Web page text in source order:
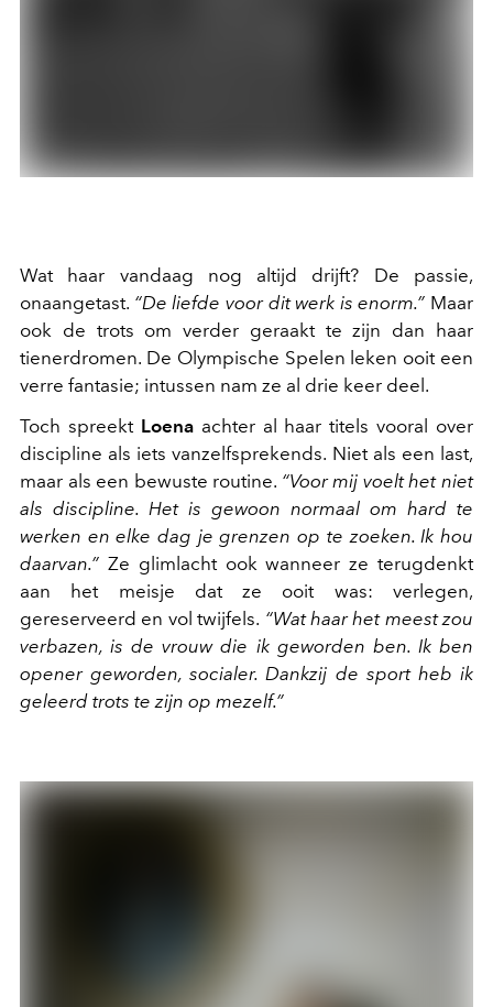
Wat haar vandaag nog altijd drijft? De passie,
onaangetast. “De liefde voor dit werk is enorm.” Maar
ook de trots om verder geraakt te zijn dan haar
tienerdromen. De Olympische Spelen leken ooit een
verre fantasie; intussen nam ze al drie keer deel.
Toch spreektLoenaachter al haar titels vooral over
discipline als iets vanzelfsprekends. Niet als een last,
maar als een bewuste routine. “Voor mij voelt het niet
als discipline. Het is gewoon normaal om hard te
werken en elke dag je grenzen op te zoeken. Ik hou
daarvan.” Ze glimlacht ook wanneer ze terugdenkt
aan het meisje dat ze ooit was: verlegen,
gereserveerd en vol twijfels. “Wat haar het meest zou
verbazen, is de vrouw die ik geworden ben. Ik ben
opener geworden, socialer. Dankzij de sport heb ik
geleerd trots te zijn op mezelf.”